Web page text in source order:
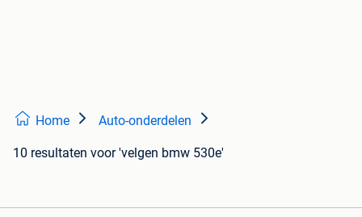
Home Auto-onderdelen
10 resultaten voor 'velgen bmw 530e'